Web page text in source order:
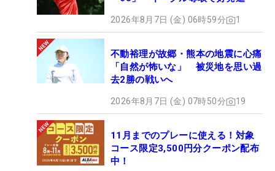
2026年8月7日 (金) 06時59分 1
不動裕理が故郷・熊本の地震に心痛
「自然が怖いな」 被災地を思い過
去2勝の戦いへ
2026年8月7日 (金) 07時50分 19
11月までのプレーに使える！対象
コース限定3,500円分クーポン配布
中！